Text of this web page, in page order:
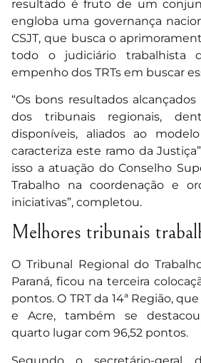
resultado é fruto de um
engloba uma governança
CSJT, que busca o
todo o judiciário trabalhista
empenho dos TRTs em buscar
“Os bons resultados
dos tribunais regionais,
disponíveis, aliados ao
caracteriza este ramo da
isso a atuação do Conselho
Trabalho na coordenação e
iniciativas”, completou.
Melhores tribunais
O Tribunal Regional do
Paraná, ficou na terceira
pontos. O TRT da 14ª Região,
e Acre, também se
quarto lugar com 96,52 pontos.